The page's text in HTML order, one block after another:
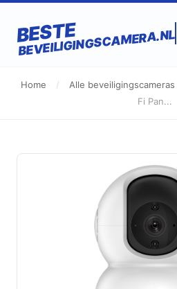
BESTE
BEVEILIGINGSCAMERA.NL
Home / Alle beveiligingscameras
Fi Pan...